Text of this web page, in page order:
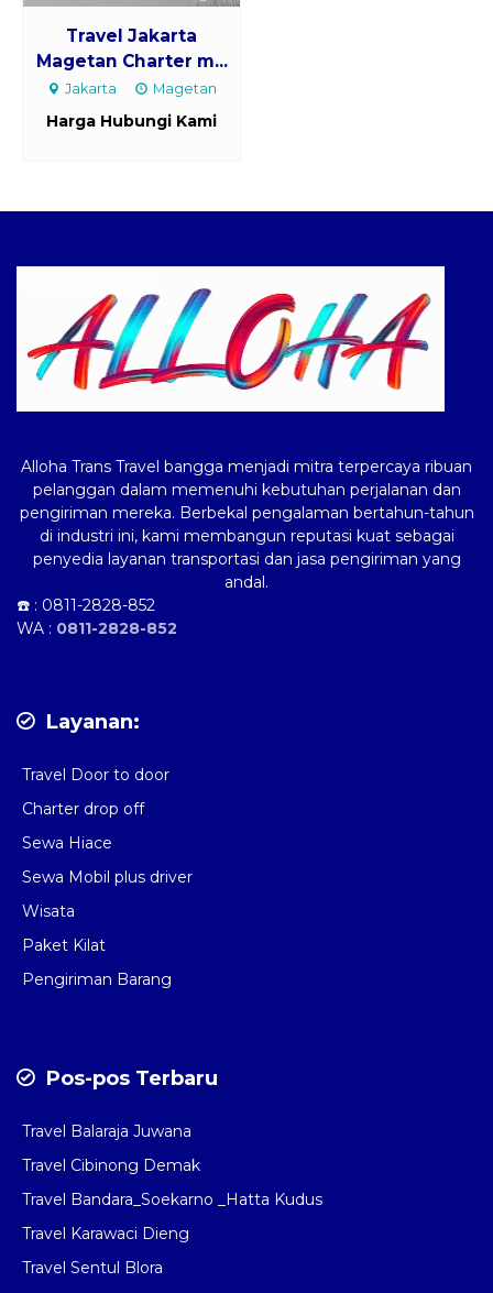
Travel Jakarta
Magetan Charter m...
Jakarta Magetan
Harga Hubungi Kami
Alloha Trans Travel bangga menjadi mitra terpercaya ribuan
pelanggan dalam memenuhi kebutuhan perjalanan dan
pengiriman mereka. Berbekal pengalaman bertahun-tahun
di industri ini, kami membangun reputasi kuat sebagai
penyedia layanan transportasi dan jasa pengiriman yang
andal.
☎️ : 0811-2828-852
WA : 0811-2828-852
Layanan:
Travel Door to door
Charter drop off
Sewa Hiace
Sewa Mobil plus driver
Wisata
Paket Kilat
Pengiriman Barang
Pos-pos Terbaru
Travel Balaraja Juwana
Travel Cibinong Demak
Travel Bandara_Soekarno _Hatta Kudus
Travel Karawaci Dieng
Travel Sentul Blora